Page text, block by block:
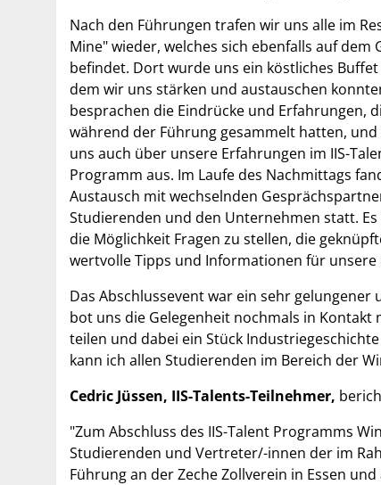
Nach den Führungen trafen wir uns alle im
Mine" wieder, welches sich ebenfalls auf dem
befindet. Dort wurde uns ein köstliches
dem wir uns stärken und austauschen
besprachen die Eindrücke und Erfahrungen,
während der Führung gesammelt hatten,
uns auch über unsere Erfahrungen im IIS-
Programm aus. Im Laufe des Nachmittags
Austausch mit wechselnden
Studierenden und den Unternehmen statt.
die Möglichkeit Fragen zu stellen, die
wertvolle Tipps und Informationen für
Das Abschlussevent war ein sehr gelungener
bot uns die Gelegenheit nochmals in
teilen und dabei ein Stück
kann ich allen Studierenden im Bereich der
Cedric Jüssen, IIS-Talents-Teilnehmer,
"Zum Abschluss des IIS-Talent Programms
Studierenden und Vertreter/-innen der im
Führung an der Zeche Zollverein in Essen